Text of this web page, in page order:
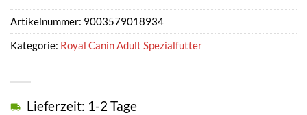
Lieferzeit: 1-2 Tage
Artikelnummer: 9003579018934
Kategorie: Royal Canin Adult Spezialfutter